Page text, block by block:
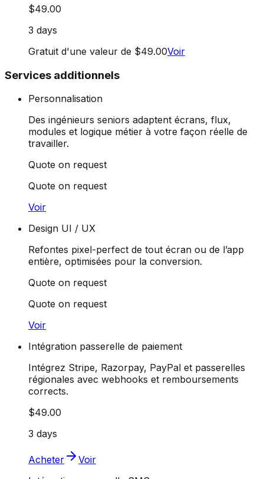
$49.00
3 days
Gratuit d'une valeur de $49.00Voir
Services additionnels
Personnalisation
Des ingénieurs seniors adaptent écrans, flux,
modules et logique métier à votre façon réelle de
travailler.
Quote on request
Quote on request
Voir
Design UI / UX
Refontes pixel-perfect de tout écran ou de l’app
entière, optimisées pour la conversion.
Quote on request
Quote on request
Voir
Intégration passerelle de paiement
Intégrez Stripe, Razorpay, PayPal et passerelles
régionales avec webhooks et remboursements
corrects.
$49.00
3 days
Acheter
Voir